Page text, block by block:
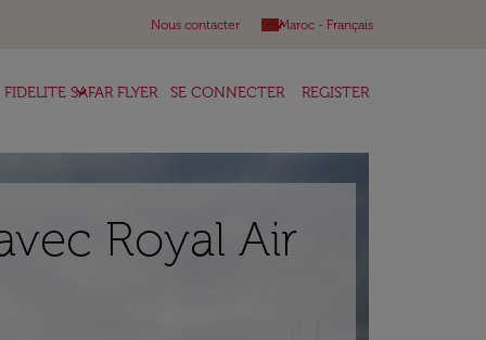
Nous contacter Maroc - Français
keyboard_arrow_down
FIDELITE SAFAR FLYER
keyboard_arrow_down SE CONNECTER REGISTER
Royal Air